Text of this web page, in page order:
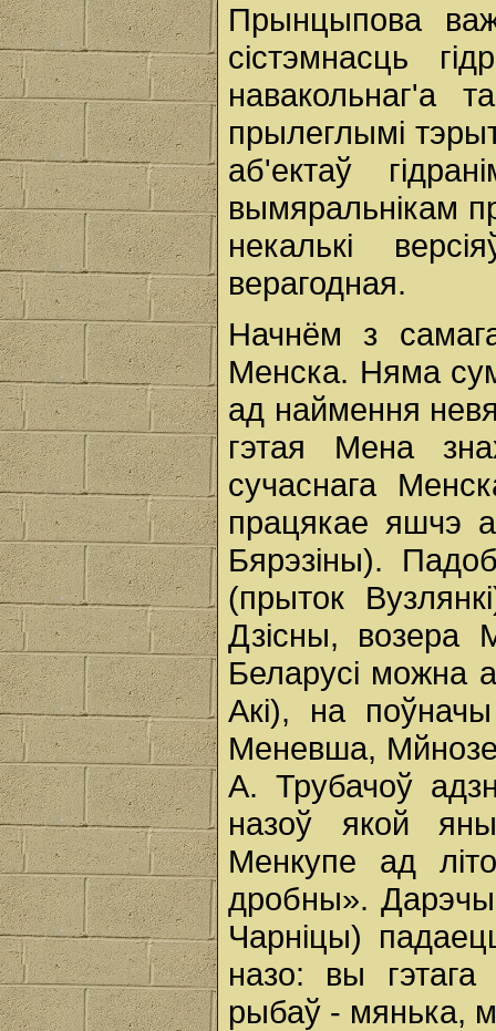
Прынцыпова
сістэмнасць
навакольнаг'а
прылеглымі
аб'ектаў
вымяральнікам
некалькі
верагодная.
Начнём з
Менска. Няма
ад наймення
гэтая Мена
сучаснага
працякае яшчэ
Бярэзіны).
(прыток
Дзісны, возера
Беларусі можна
Акі), на
Меневша,
А. Трубачоў
назоў якой
Менкупе ад
дробны».
Чарніцы)
назо: вы
рыбаў - мянька,